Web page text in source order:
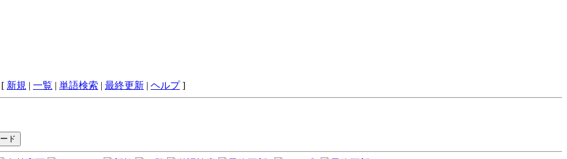
新規 | 一覧 | 単語検索 | 最終更新 | ヘルプ]